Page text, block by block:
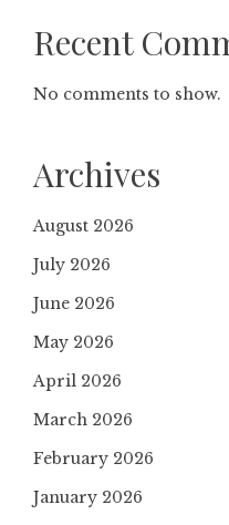
Recent
No comments to show.
Archives
August 2026
July 2026
June 2026
May 2026
April 2026
March 2026
February 2026
January 2026